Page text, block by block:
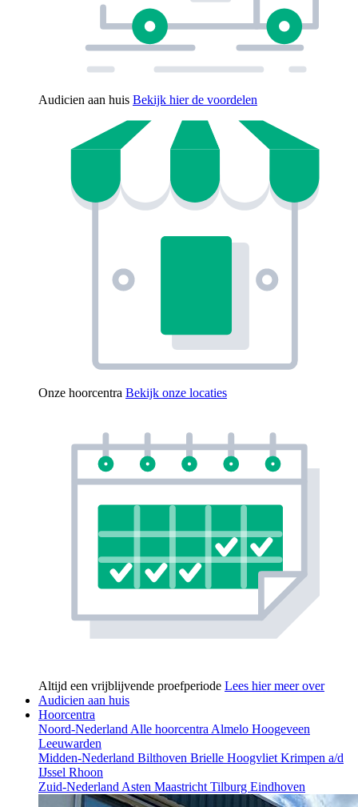
Audicien aan huis Bekijk hier de voordelen
Onze hoorcentra Bekijk onze locaties
Altijd een vrijblijvende proefperiode Lees hier meer over
Audicien aan huis
Hoorcentra
Noord-NederlandAlle hoorcentraAlmelo Hoogeveen
Leeuwarden
Midden-Nederland Bilthoven Brielle HoogvlietKrimpen a/d
IJssel Rhoon
Zuid-NederlandAsten MaastrichtTilburg Eindhoven